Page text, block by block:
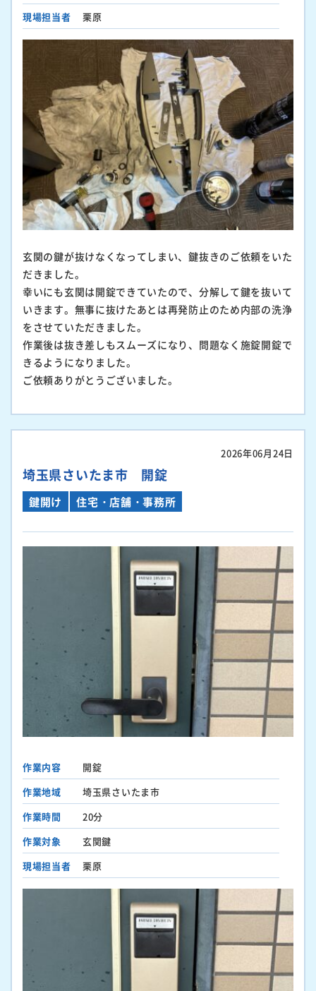
現場担当者
栗原
玄関の鍵が抜けなくなってしまい、鍵抜きのご依頼をいた
だきました。
幸いにも玄関は開錠できていたので、分解して鍵を抜いて
いきます。無事に抜けたあとは再発防止のため内部の洗浄
をさせていただきました。
作業後は抜き差しもスムーズになり、問題なく施錠開錠で
きるようになりました。
ご依頼ありがとうございました。
2026年06月24日
埼玉県さいたま市 開錠
鍵開け 住宅・店舗・事務所
作業内容
開錠
作業地域
埼玉県さいたま市
作業時間
20分
作業対象
玄関鍵
現場担当者
栗原